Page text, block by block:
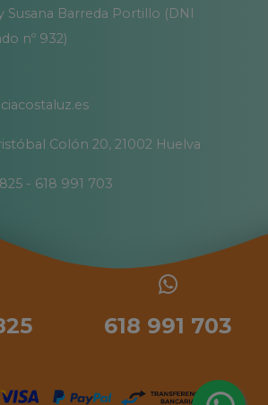
Susana Barreda Portillo (DNI
nº 932)
Colón 20, 21002 Huelva
- 618 991 703
618 991 703